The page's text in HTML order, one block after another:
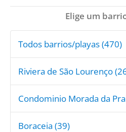
Elige um
Todos barrios/playas (470)
Riviera de São Lourenço
Condominio Morada da
Boraceia (39)